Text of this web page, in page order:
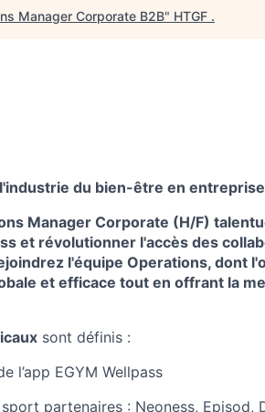
Manager Corporate B2B" HTGF .
du bien-être en
Manager Corporate (H/F)
et révolutionner l'accès des
l'équipe Operations, dont
et efficace tout en offrant la
sont définis :
l’app EGYM Wellpass
partenaires : Neoness, Episod,